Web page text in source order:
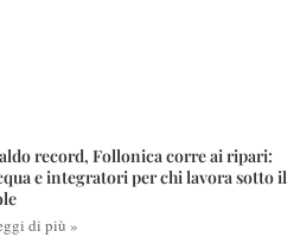
record, Follonica corre ai ripari:
e integratori per chi lavora sotto il
di più »